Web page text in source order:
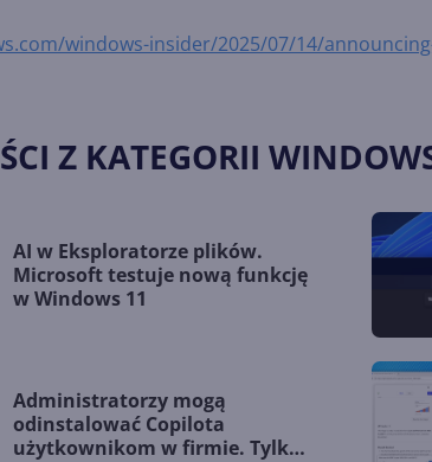
windows-insider/2025/07/14/
Z KATEGORII
AI w Eksploratorze plików.
Microsoft testuje nową funkcję
w Windows 11
Administratorzy mogą
odinstalować Copilota
użytkownikom w firmie. Tylko